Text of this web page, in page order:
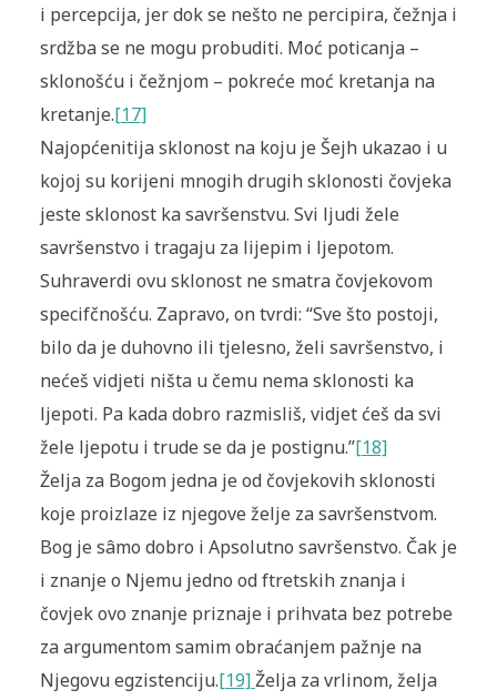
i percepcija, jer dok se nešto ne percipira, čežnja i
srdžba se ne mogu probuditi. Moć poticanja –
sklonošću i čežnjom – pokreće moć kretanja na
kretanje.[17]
Najopćenitija sklonost na koju je Šejh ukazao i u
kojoj su korijeni mnogih drugih sklonosti čovjeka
jeste sklonost ka savršenstvu. Svi ljudi žele
savršenstvo i tragaju za lijepim i ljepotom.
Suhraverdi ovu sklonost ne smatra čovjekovom
specifčnošću. Zapravo, on tvrdi: “Sve što postoji,
bilo da je duhovno ili tjelesno, želi savršenstvo, i
nećeš vidjeti ništa u čemu nema sklonosti ka
ljepoti. Pa kada dobro razmisliš, vidjet ćeš da svi
žele ljepotu i trude se da je postignu.”[18]
Želja za Bogom jedna je od čovjekovih sklonosti
koje proizlaze iz njegove želje za savršenstvom.
Bog je sâmo dobro i Apsolutno savršenstvo. Čak je
i znanje o Njemu jedno od ftretskih znanja i
čovjek ovo znanje priznaje i prihvata bez potrebe
za argumentom samim obraćanjem pažnje na
Njegovu egzistenciju.[19]Želja za vrlinom, želja